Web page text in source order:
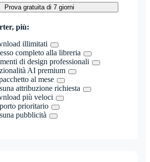
Prova gratuita di 7 giorni
più:
illimitati
completo alla libreria
di design professionali
AI premium
al mese
attribuzione richiesta
più veloci
prioritario
pubblicità